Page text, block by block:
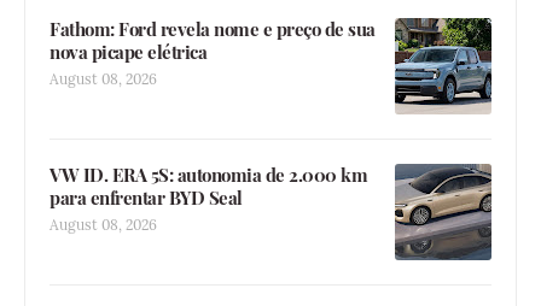
Fathom: Ford revela nome e preço de sua
nova picape elétrica
August 08, 2026
VW ID. ERA 5S: autonomia de 2.000 km
para enfrentar BYD Seal
August 08, 2026